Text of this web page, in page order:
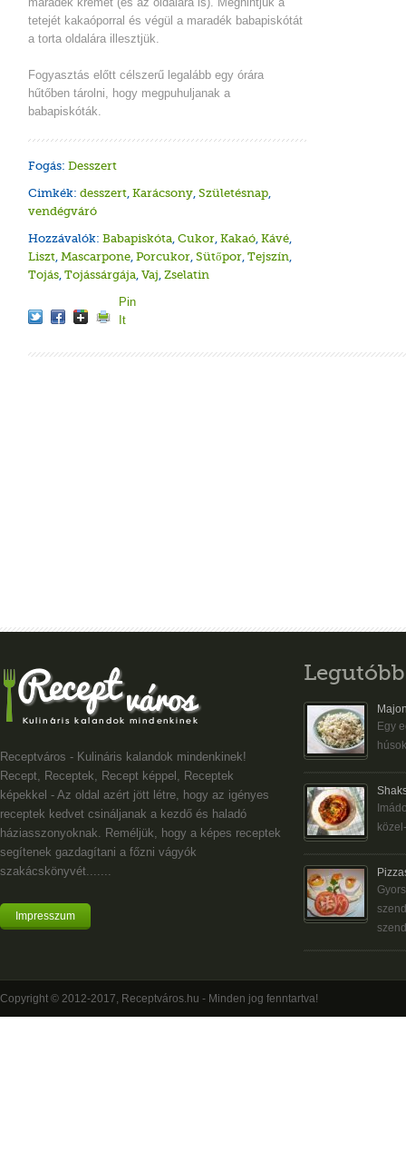
tetejét kakaóporral és végül a maradék babapiskótát
a torta oldalára illesztjük.
Fogyasztás előtt célszerű legalább egy órára
hűtőben tárolni, hogy megpuhuljanak a
babapiskóták.
Fogás: Desszert
Cimkék: desszert, Karácsony, Születésnap,
vendégváró
Hozzávalók: Babapiskóta, Cukor, Kakaó, Kávé,
Liszt, Mascarpone, Porcukor, Sütőpor, Tejszín,
Tojás, Tojássárgája, Vaj, Zselatin
Pin
It
Receptváros - Kulináris kalandok mindenkinek!
Recept, Receptek, Recept képpel, Receptek
képekkel - Az oldal azért jött létre, hogy az igényes
receptek kedvet csináljanak a kezdő és haladó
háziasszonyoknak. Reméljük, hogy a képes receptek
segítenek gazdagítani a főzni vágyók
szakácskönyvét.......
Impresszum
Egy
Copyright © 2012-2017, Receptváros.hu - Minden jog fenntartva!